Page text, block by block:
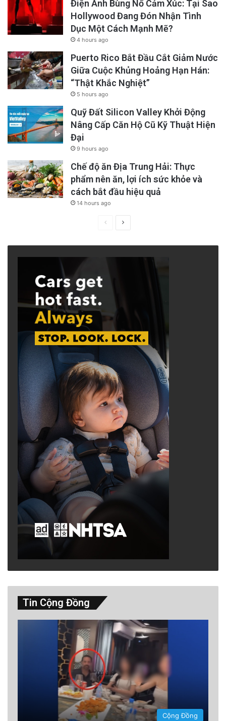
Điện Ảnh Bùng Nổ Cảm Xúc: Tại Sao
Hollywood Đang Đón Nhận Tình
Dục Một Cách Mạnh Mẽ?
4 hours ago
Puerto Rico Bắt Đầu Cắt Giảm Nước
Giữa Cuộc Khủng Hoảng Hạn Hán:
“Thật Khắc Nghiệt”
5 hours ago
Quỹ Đất Silicon Valley Khởi Động
Nâng Cấp Căn Hộ Cũ Kỹ Thuật Hiện
Đại
9 hours ago
Chế độ ăn Địa Trung Hải: Thực
phẩm nên ăn, lợi ích sức khỏe và
cách bắt đầu hiệu quả
14 hours ago
PreviousNext
Tin Cộng Đồng
Cộng Đồng